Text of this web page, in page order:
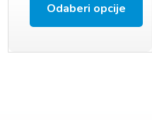
Odaberi opcije